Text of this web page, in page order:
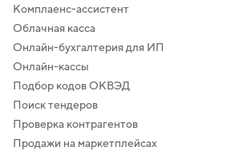
Комплаенс-ассистент
Облачная касса
Онлайн-бухгалтерия для ИП
Онлайн-кассы
Подбор кодов ОКВЭД
Поиск тендеров
Проверка контрагентов
Продажи на маркетплейсах